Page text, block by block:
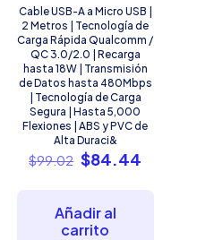
Cable USB-A a Micro USB |
2 Metros | Tecnología de
Carga Rápida Qualcomm /
QC 3.0/2.0 | Recarga
hasta 18W | Transmisión
de Datos hasta 480Mbps
| Tecnología de Carga
Segura | Hasta 5,000
Flexiones | ABS y PVC de
Alta Duraci&
$99.02 El
era:
$99.02.
$84.44
Añadir al
carrito